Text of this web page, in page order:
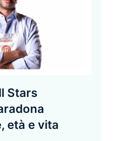
Stars
età e vita